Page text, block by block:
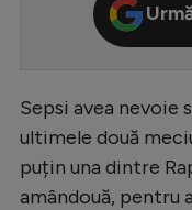
LaLiga
Ligue 1
Sepsi avea nevoie
ultimele două
puțin una dintre
amândouă, pentru